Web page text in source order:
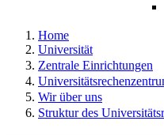
Home
Universität
Zentrale Einrichtungen
Wir über uns
Struktur des